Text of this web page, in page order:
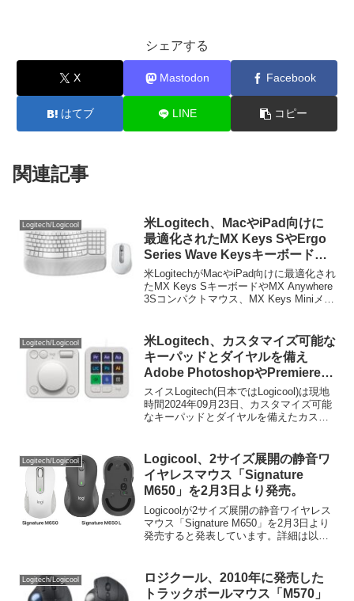
シェアする
X Mastodon Facebook
はてブ LINE コピー
関連記事
Logitech/Logicool
米Logitech、MacやiPad向けに
最適化されたMX Keys SやErgo
Series Wave Keysキーボード、
MX Anywhere 3Sコンパクトマウ
スなど新しい「Logi for Mac」ラ
インナップを発表。
米LogitechがMacやiPad向けに最適化され
たMX Keys SキーボードやMX Anywhere
3Sコンパクトマウス、MX Keys Miniメカ
Logitech/Logicool
米Logitech、カスタマイズ可能な
キーパッドとダイヤルを備え
Adobe PhotoshopやPremiere
Proなどを操作できるカスタムキ
ーデバイス「MX Creative
Console」を発表。
スイスLogitech(日本ではLogicool)は現地
時間2024年09月23日、カスタマイズ可能
なキーパッドとダイヤルを備えたカスタ
しています。
Logitech/Logicool
Logicool、2サイズ展開の静音ワ
イヤレスマウス「Signature
M650」を2月3日より発売。
Logicoolが2サイズ展開の静音ワイヤレス
マウス「Signature M650」を2月3日より
発売すると発表しています。詳細は以下
Logitech/Logicool
ロジクール、2010年に発売した
トラックボールマウス「M570」